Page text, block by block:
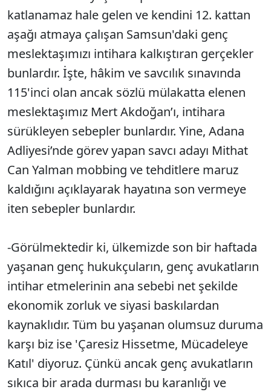
katlanamaz hale gelen ve kendini 12. kattan
aşağı atmaya çalışan Samsun'daki genç
meslektaşımızı intihara kalkıştıran gerçekler
bunlardır. İşte, hâkim ve savcılık sınavında
115'inci olan ancak sözlü mülakatta elenen
meslektaşımız Mert Akdoğan’ı, intihara
sürükleyen sebepler bunlardır. Yine, Adana
Adliyesi’nde görev yapan savcı adayı Mithat
Can Yalman mobbing ve tehditlere maruz
kaldığını açıklayarak hayatına son vermeye
iten sebepler bunlardır.
-Görülmektedir ki, ülkemizde son bir haftada
yaşanan genç hukukçuların, genç avukatların
intihar etmelerinin ana sebebi net şekilde
ekonomik zorluk ve siyasi baskılardan
kaynaklıdır. Tüm bu yaşanan olumsuz duruma
karşı biz ise 'Çaresiz Hissetme, Mücadeleye
Katıl' diyoruz. Çünkü ancak genç avukatların
sıkıca bir arada durması bu karanlığı ve